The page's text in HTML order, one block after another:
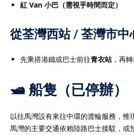
紅 Van 小巴（需視乎時間而定）
從荃灣西站 / 荃灣市中
先乘搭港鐵或巴士前往青衣站，再
🛥️ 船隻（已停辦）
以往馬灣設有來往中環的渡輪服務，惟
馬灣的主要交通依賴陸路巴士接駁，或